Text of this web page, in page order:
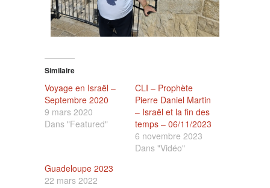
Similaire
Voyage en Israël –
Septembre 2020
9 mars 2020
Dans "Featured"
CLI – Prophète
Pierre Daniel Martin
– Israël et la fin des
temps – 06/11/2023
6 novembre 2023
Dans "Vidéo"
Guadeloupe 2023
22 mars 2022